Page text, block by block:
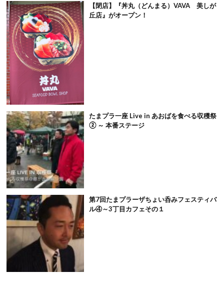
【閉店】『丼丸（どんまる）VAVA 美しが
丘店』がオープン！
たまプラ一座 Live in あおばを食べる収穫祭
② ～ 本番ステージ
第7回たまプラーザちょい呑みフェスティバ
ル④～3丁目カフェその１